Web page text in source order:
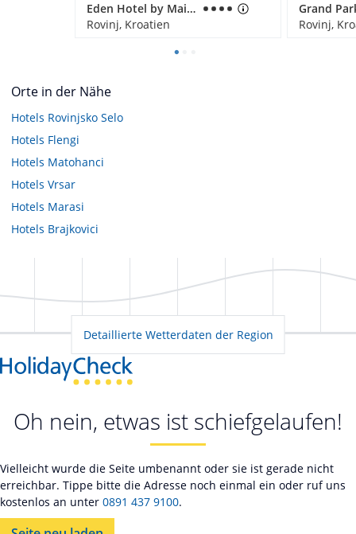
Eden Hotel by Maistra Collection
Rovinj, Kroatien
Rovinj,
Orte in der Nähe
Hotels Rovinjsko Selo
Hotels Flengi
Hotels Matohanci
Hotels Vrsar
Hotels Marasi
Hotels Brajkovici
Detaillierte Wetterdaten der Region
Oh nein, etwas ist schiefgelaufen!
Vielleicht wurde die Seite umbenannt oder sie ist gerade nicht
erreichbar. Tippe bitte die Adresse noch einmal ein oder ruf uns
kostenlos an unter 0891 437 9100.